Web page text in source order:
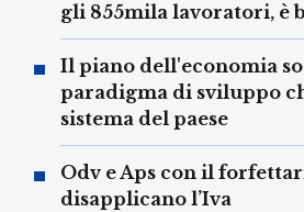
gli 855mila lavoratori, è
Il piano dell'economia
paradigma di sviluppo
sistema del paese
Odv e Aps con il
disapplicano l’Iva